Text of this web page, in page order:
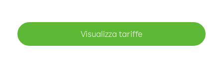
Visualizza tariffe